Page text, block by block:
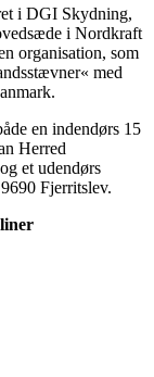
i DGI Skydning,
i Nordkraft
organisation, som
med
en indendørs 15
Herred
et udendørs
Fjerritslev.